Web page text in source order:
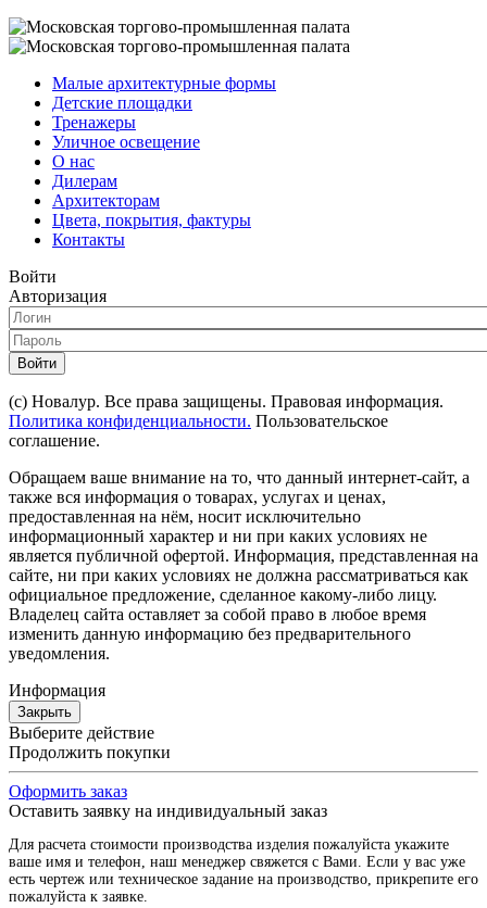
Малые архитектурные формы
Детские площадки
Тренажеры
Уличное освещение
О нас
Дилерам
Архитекторам
Цвета, покрытия, фактуры
Контакты
Войти
Авторизация
Войти
(с) Новалур. Все права защищены. Правовая информация.
Политика конфиденциальности. Пользовательское
соглашение.
Обращаем ваше внимание на то, что данный интернет-сайт, а
также вся информация о товарах, услугах и ценах,
предоставленная на нём, носит исключительно
информационный характер и ни при каких условиях не
является публичной офертой. Информация, представленная на
сайте, ни при каких условиях не должна рассматриваться как
официальное предложение, сделанное какому-либо лицу.
Владелец сайта оставляет за собой право в любое время
изменить данную информацию без предварительного
уведомления.
Информация
Закрыть
Выберите действие
Продолжить покупки
Оформить заказ
Оставить заявку на индивидуальный заказ
Для расчета стоимости производства изделия пожалуйста укажите
ваше имя и телефон, наш менеджер свяжется с Вами. Если у вас уже
есть чертеж или техническое задание на производство, прикрепите его
пожалуйста к заявке.